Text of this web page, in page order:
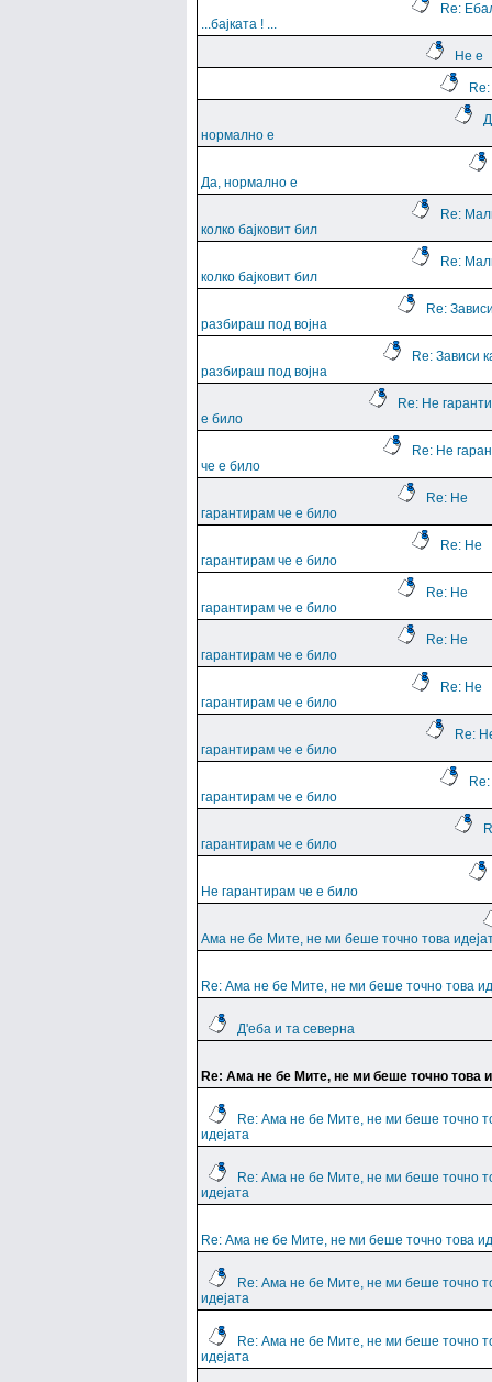
Re:
...баjката ! ...
Не е
нормално е
Да, нормално е
Re:
колко бајковит бил
Re:
колко бајковит бил
Re:
разбираш под војна
Re: Зависи
разбираш под војна
Re: Не
е било
Re: Не
че е било
Re: Не
гарантирам че е било
Re: Не
гарантирам че е било
Re: Не
гарантирам че е било
Re: Не
гарантирам че е било
Re: Не
гарантирам че е било
Re:
гарантирам че е било
гарантирам че е било
гарантирам че е било
Не гарантирам че е било
Ама не бе Мите, не ми беше точно това
Re: Ама не бе Мите, не ми беше точно това
Д'еба и та северна
Re: Ама не бе Мите, не ми беше точно това
Re: Ама не бе Мите, не ми беше точно
идејата
Re: Ама не бе Мите, не ми беше точно
идејата
Re: Ама не бе Мите, не ми беше точно това
Re: Ама не бе Мите, не ми беше точно
идејата
Re: Ама не бе Мите, не ми беше точно
идејата